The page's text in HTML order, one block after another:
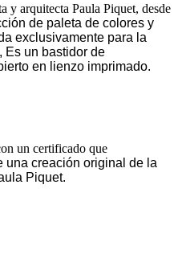
y arquitecta Paula Piquet, desde
de paleta de colores y
exclusivamente para la
Es un bastidor de
en lienzo imprimado.
un certificado que
una creación original de la
Piquet.